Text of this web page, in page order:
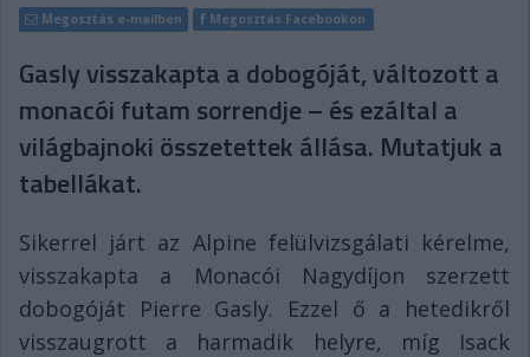
Megosztás e-mailben Megosztás Facebookon
Gasly visszakapta a dobogóját, változott a
monacói futam sorrendje – és ezáltal a
világbajnoki összetettek állása. Mutatjuk a
tabellákat.
Sikerrel járt az Alpine felülvizsgálati kérelme,
visszakapta a Monacói Nagydíjon szerzett
dobogóját Pierre Gasly. Ezzel ő a hetedikről
visszaugrott a harmadik helyre, míg Isack